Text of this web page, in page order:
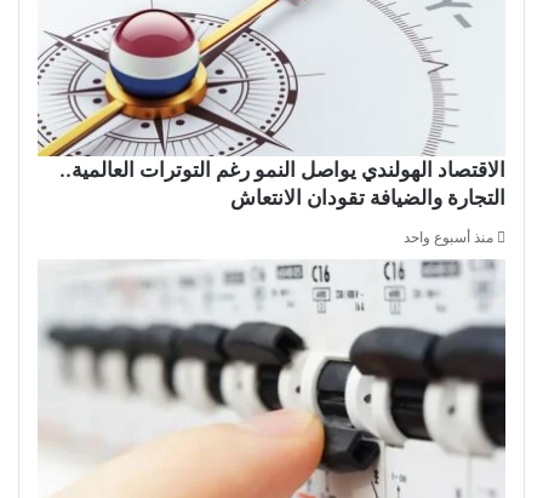
الاقتصاد الهولندي يواصل النمو رغم التوترات العالمية..
التجارة والضيافة تقودان الانتعاش
منذ أسبوع واحد